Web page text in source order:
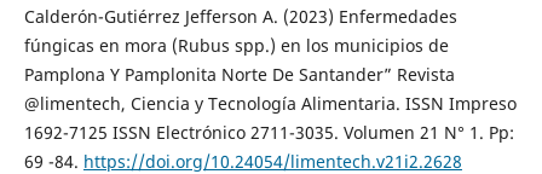
Calderón-Gutiérrez Jefferson A. (2023) Enfermedades
fúngicas en mora (Rubus spp.) en los municipios de
Pamplona Y Pamplonita Norte De Santander” Revista
@limentech, Ciencia y Tecnología Alimentaria. ISSN Impreso
1692-7125 ISSN Electrónico 2711-3035. Volumen 21 N° 1. Pp:
69 -84. https://doi.org/10.24054/limentech.v21i2.2628